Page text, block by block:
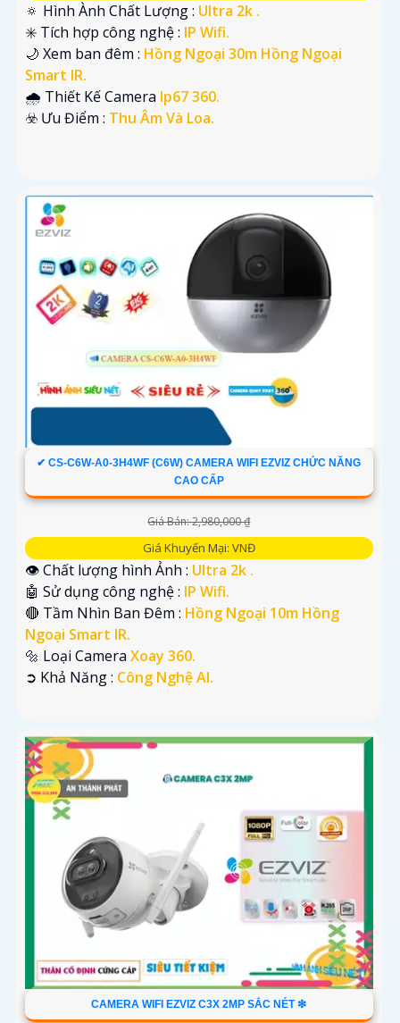
🔅 Hình Ành Chất Lượng : Ultra 2k .
✳️ Tích hợp công nghệ : IP Wifi.
🌙 Xem ban đêm : Hồng Ngoại 30m Hồng Ngoại
Smart IR.
🌧️ Thiết Kế Camera Ip67 360.
️☣️ Ưu Điểm : Thu Âm Và Loa.
✔ CS-C6W-A0-3H4WF (C6W) CAMERA WIFI EZVIZ CHỨC NĂNG
CAO CẤP
Giá Bán: 2,980,000 ₫
Giá Khuyến Mại: VNĐ
👁 Chất lượng hình Ảnh : Ultra 2k .
🤖️ Sử dụng công nghệ : IP Wifi.
🔴 Tầm Nhìn Ban Đêm : Hồng Ngoại 10m Hồng
Ngoại Smart IR.
🔩 Loại Camera Xoay 360.
️➲ Khả Năng : Công Nghệ AI.
CAMERA WIFI EZVIZ C3X 2MP SẮC NÉT ❇